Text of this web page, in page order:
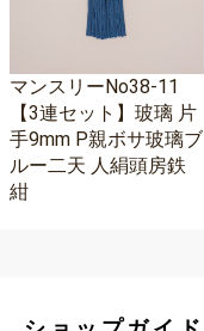
マンスリーNo38-11
【3連セット】玻璃 片
手9mm P親ボサ玻璃ブ
ルー二天 人絹頭房鉄
紺